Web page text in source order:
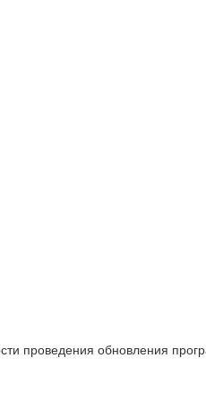
проведения обновления